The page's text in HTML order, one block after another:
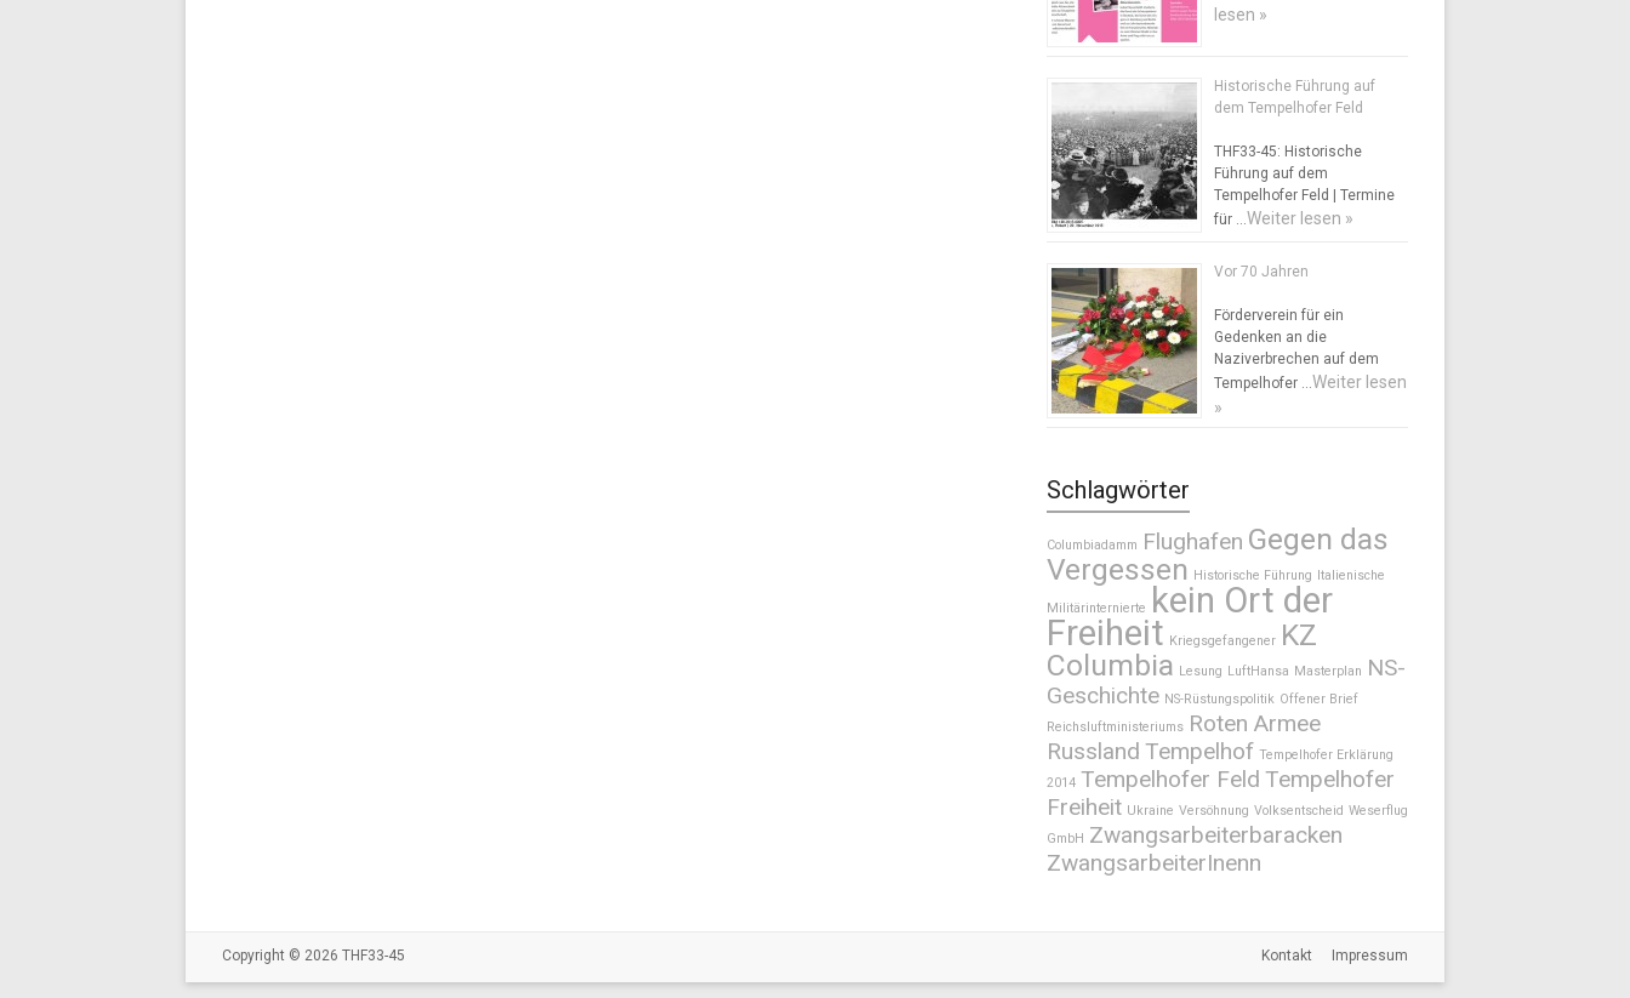
lesen »
Historische Führung auf
dem Tempelhofer Feld
THF33-45: Historische
Führung auf dem
Tempelhofer Feld | Termine
für … Weiter lesen »
Vor 70 Jahren
Förderverein für ein
Gedenken an die
Naziverbrechen auf dem
Tempelhofer … Weiter lesen
»
Schlagwörter
Columbiadamm Flughafen Gegen das
Vergessen Historische Führung Italienische
Militärinternierte kein Ort der
Freiheit Kriegsgefangener KZ
Columbia Lesung LuftHansa Masterplan NS-
Geschichte NS-Rüstungspolitik Offener Brief
Reichsluftministeriums Roten Armee
Russland Tempelhof Tempelhofer Erklärung
2014 Tempelhofer Feld Tempelhofer
Freiheit Ukraine Versöhnung Volksentscheid Weserflug
GmbH Zwangsarbeiterbaracken
ZwangsarbeiterInenn
Copyright © 2026 THF33-45 Kontakt Impressum